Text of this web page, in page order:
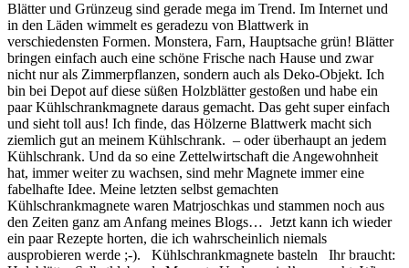
Blätter und Grünzeug sind gerade mega im Trend. Im Internet und
in den Läden wimmelt es geradezu von Blattwerk in
verschiedensten Formen. Monstera, Farn, Hauptsache grün! Blätter
bringen einfach auch eine schöne Frische nach Hause und zwar
nicht nur als Zimmerpflanzen, sondern auch als Deko-Objekt. Ich
bin bei Depot auf diese süßen Holzblätter gestoßen und habe ein
paar Kühlschrankmagnete daraus gemacht. Das geht super einfach
und sieht toll aus! Ich finde, das Hölzerne Blattwerk macht sich
ziemlich gut an meinem Kühlschrank. – oder überhaupt an jedem
Kühlschrank. Und da so eine Zettelwirtschaft die Angewohnheit
hat, immer weiter zu wachsen, sind mehr Magnete immer eine
fabelhafte Idee. Meine letzten selbst gemachten
Kühlschrankmagnete waren Matrjoschkas und stammen noch aus
den Zeiten ganz am Anfang meines Blogs… Jetzt kann ich wieder
ein paar Rezepte horten, die ich wahrscheinlich niemals
ausprobieren werde ;-). Kühlschrankmagnete basteln Ihr braucht: